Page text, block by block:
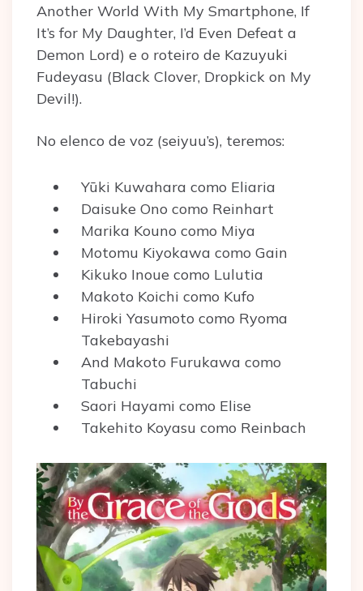
Another World With My Smartphone, If
It’s for My Daughter, I’d Even Defeat a
Demon Lord) e o roteiro de Kazuyuki
Fudeyasu (Black Clover, Dropkick on My
Devil!).
No elenco de voz (seiyuu’s), teremos:
Yūki Kuwahara como Eliaria
Daisuke Ono como Reinhart
Marika Kouno como Miya
Motomu Kiyokawa como Gain
Kikuko Inoue como Lulutia
Makoto Koichi como Kufo
Hiroki Yasumoto como Ryoma
Takebayashi
And Makoto Furukawa como
Tabuchi
Saori Hayami como Elise
Takehito Koyasu como Reinbach